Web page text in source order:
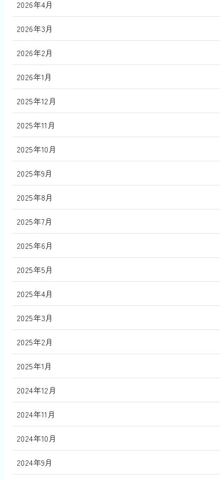
2026年4月
2026年3月
2026年2月
2026年1月
2025年12月
2025年11月
2025年10月
2025年9月
2025年8月
2025年7月
2025年6月
2025年5月
2025年4月
2025年3月
2025年2月
2025年1月
2024年12月
2024年11月
2024年10月
2024年9月